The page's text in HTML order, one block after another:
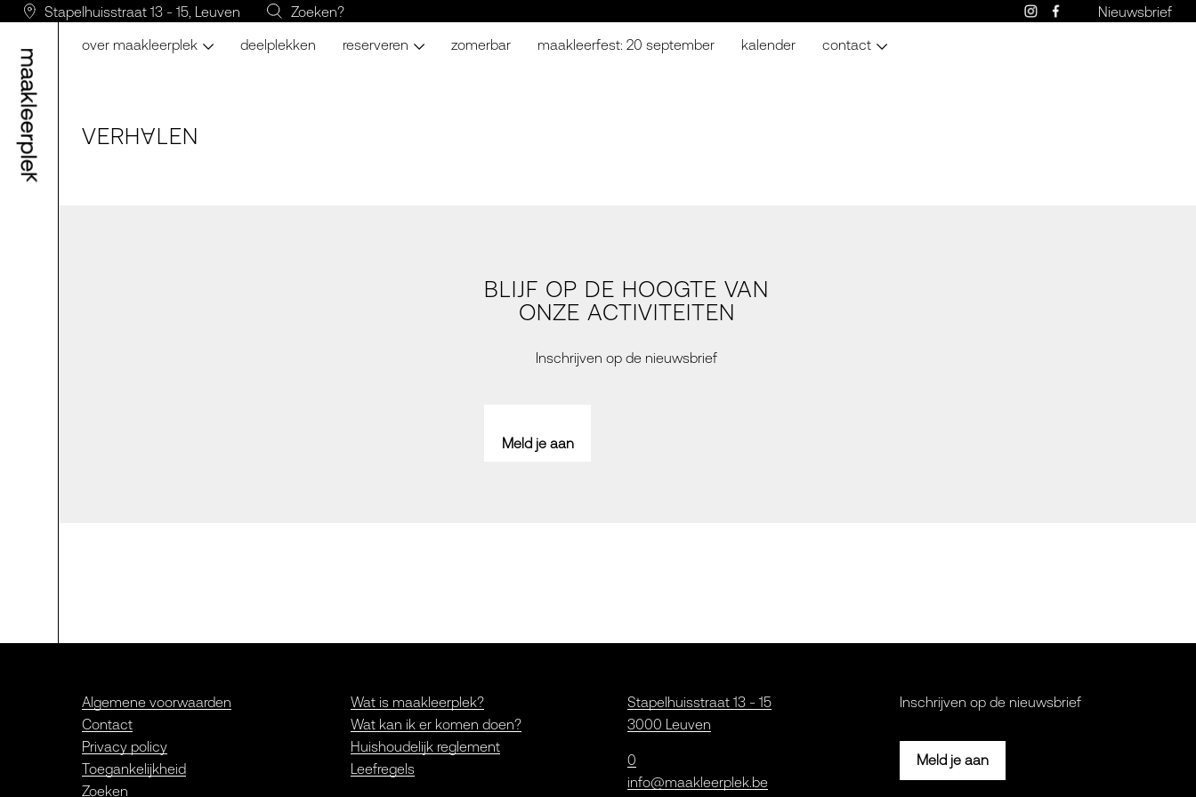
Stapelhuisstraat 13 - 15, Leuven Zoeken? Nieuwsbrief
over maakleerplek deelplekken reserveren zomerbar maakleerfest: 20 september kalender contact
VERHALEN
BLIJF OP DE HOOGTE VAN
ONZE ACTIVITEITEN
Inschrijven op de nieuwsbrief
Meld je aan
Algemene voorwaarden
Contact
Privacy policy
Toegankelijkheid
Zoeken
Wat is maakleerplek?
Wat kan ik er komen doen?
Huishoudelijk reglement
Leefregels
Stapelhuisstraat 13 - 15
3000 Leuven
0
info@maakleerplek.be
Inschrijven op de nieuwsbrief
Meld je aan